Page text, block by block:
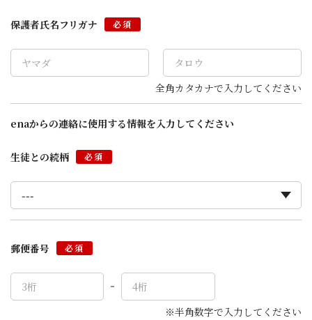
保護者氏名フリガナ 必須
全角カタカナで入力してください
enaからの連絡に使用する情報を入力してください
生徒との続柄 必須
郵便番号 必須
※半角数字で入力してください